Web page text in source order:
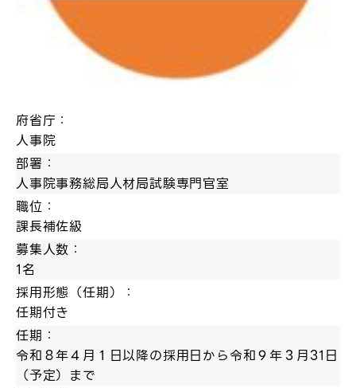
府省庁：
人事院
部署：
人事院事務総局人材局試験専門官室
職位：
課長補佐級
募集人数：
1名
採用形態（任期）：
任期付き
任期：
令和８年４月１日以降の採用日から令和９年３月31日
（予定）まで